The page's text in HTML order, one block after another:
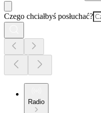
Czego chciałbyś posłuchać?
Radio